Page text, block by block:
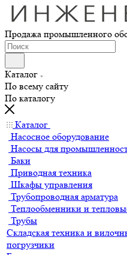
Продажа промышленного
Каталог
По всему сайту
По каталогу
Каталог
Насосное оборудование
Насосы для
Баки
Приводная техника
Шкафы управления
Трубопроводная арматура
Теплообменники и
Трубы
Складская техника и
погрузчики